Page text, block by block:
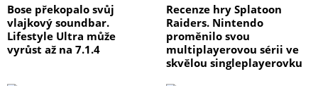
Bose překopalo svůj
vlajkový soundbar.
Lifestyle Ultra může
vyrůst až na 7.1.4
Recenze hry Splatoon
Raiders. Nintendo
proměnilo svou
multiplayerovou sérii ve
skvělou singleplayerovku